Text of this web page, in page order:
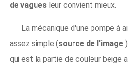
de vagues leur convient mieux.
La mécanique d'une pompe à
assez simple (source de l'image
qui est la partie de couleur beige